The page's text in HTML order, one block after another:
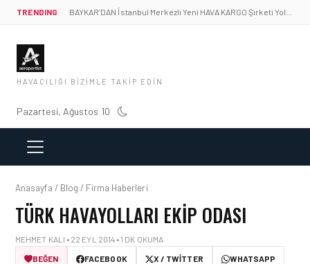
TRENDING
HAVACILIĞI BIZIMLE TAKIP EDIN
Pazartesi, Ağustos 10
Anasayfa / Blog / Firma Haberleri
TÜRK HAVAYOLLARI EKIP ODASI
MEHMET KALI • 22 EYL 2014 • 1 DK OKUMA
BEĞEN
FACEBOOK X / TWITTER WHATSAPP